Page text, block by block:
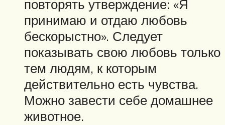
повторять утверждение: «Я
принимаю и отдаю любовь
бескорыстно». Следует
показывать свою любовь только
тем людям, к которым
действительно есть чувства.
Можно завести себе домашнее
животное.